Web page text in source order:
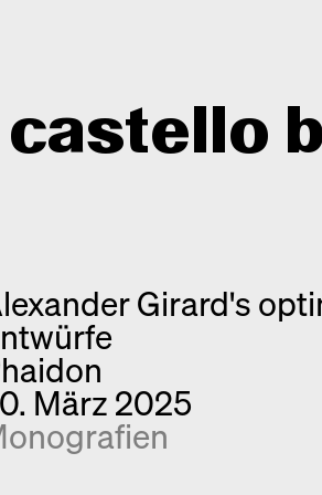
castello
Interview
Monografien
Entdeckungen
Info
Kontakt
Girard's
März 2025